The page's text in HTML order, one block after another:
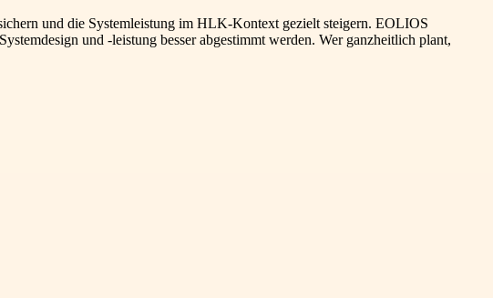
und die Systemleistung im HLK-Kontext gezielt steigern. EOLIOS
und -leistung besser abgestimmt werden. Wer ganzheitlich plant,